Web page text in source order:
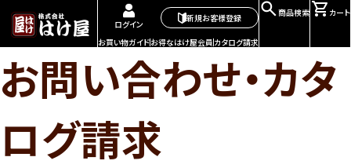
ログイン
新規お客様登録
お買い物ガイドお得なはけ屋会員 カタログ請求
商品検索 カート
お問い合わせ・カタ
ログ請求